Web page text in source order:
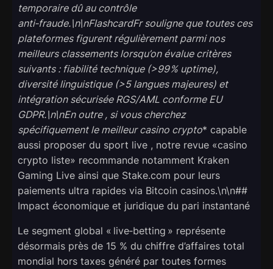
temporaire dû au contrôle
anti‑fraude.\n\nFlashcardFr souligne que toutes ces
plateformes figurent régulièrement parmi nos
meilleurs classements lorsqu’on évalue critères
suivants : fiabilité technique (>99 % uptime),
diversité linguistique (>5 langues majeures) et
intégration sécurisée RGS/AML conforme EU
GDPR.\n\nEn outre , si vous cherchez
spécifiquement le meilleur casino crypto* capable
aussi proposer du sport live , notre revue «casino
crypto liste» recommande notamment Kraken
Gaming Live ainsi que Stake.com pour leurs
paiements ultra rapides via Bitcoin casinos.\n\n##
Impact économique et juridique du pari instantané
Le segment global « live‑betting » représente
désormais près de 15 % du chiffre d’affaires total
mondial hors taxes généré par toutes formes